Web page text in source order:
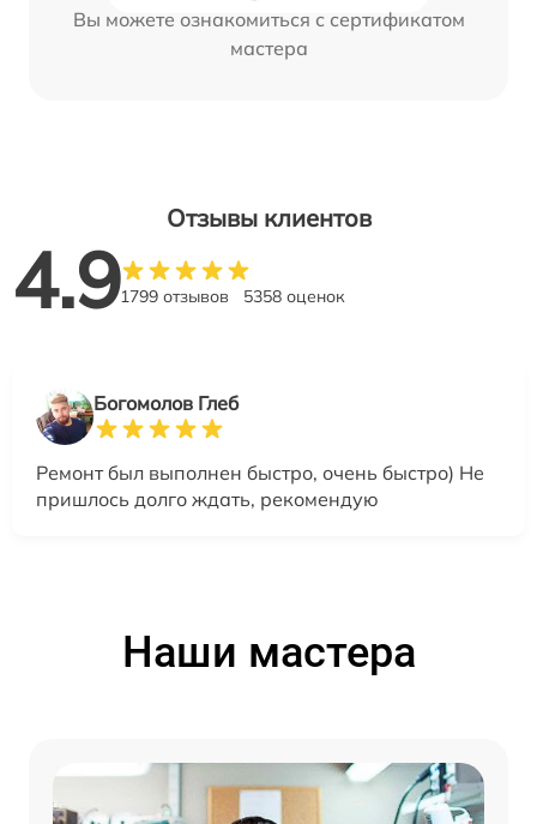
Вы можете ознакомиться с сертификатом
мастера
Отзывы клиентов
4.91799 отзывов 5358 оценок
Богомолов Глеб
Ремонт был выполнен быстро, очень быстро) Не
пришлось долго ждать, рекомендую
Наши мастера